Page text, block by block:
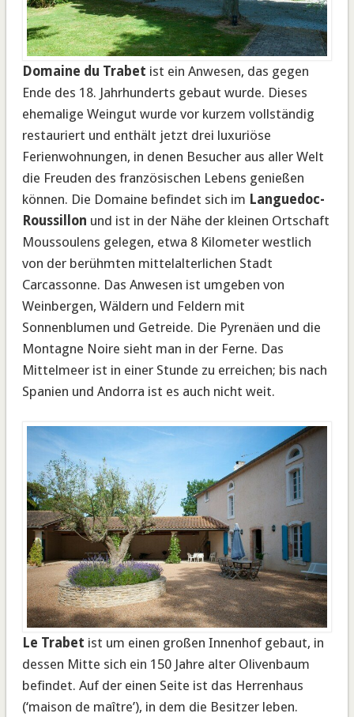
Domaine du Trabet ist ein Anwesen, das gegen
Ende des 18. Jahrhunderts gebaut wurde. Dieses
ehemalige Weingut wurde vor kurzem vollständig
restauriert und enthält jetzt drei luxuriöse
Ferienwohnungen, in denen Besucher aus aller Welt
die Freuden des französischen Lebens genießen
können. Die Domaine befindet sich im Languedoc-
Roussillon und ist in der Nähe der kleinen Ortschaft
Moussoulens gelegen, etwa 8 Kilometer westlich
von der berühmten mittelalterlichen Stadt
Carcassonne. Das Anwesen ist umgeben von
Weinbergen, Wäldern und Feldern mit
Sonnenblumen und Getreide. Die Pyrenäen und die
Montagne Noire sieht man in der Ferne. Das
Mittelmeer ist in einer Stunde zu erreichen; bis nach
Spanien und Andorra ist es auch nicht weit.
Le Trabet ist um einen großen Innenhof gebaut, in
dessen Mitte sich ein 150 Jahre alter Olivenbaum
befindet. Auf der einen Seite ist das Herrenhaus
(‘maison de maître’), in dem die Besitzer leben.